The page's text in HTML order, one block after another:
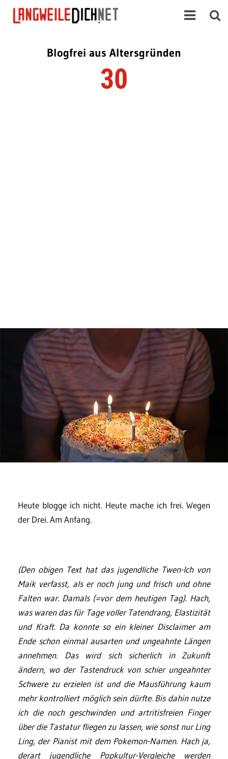
Blogfrei aus Altersgründen
30
Heute blogge ich nicht. Heute mache ich frei. Wegen
der Drei. Am Anfang.
(Den obigen Text hat das jugendliche Twen-Ich von
Maik verfasst, als er noch jung und frisch und ohne
Falten war. Damals (=vor dem heutigen Tag). Hach,
was waren das für Tage voller Tatendrang, Elastizität
und Kraft. Da konnte so ein kleiner Disclaimer am
Ende schon einmal ausarten und ungeahnte Längen
annehmen. Das wird sich sicherlich in Zukunft
ändern, wo der Tastendruck von schier ungeahnter
Schwere zu erzielen ist und die Mausführung kaum
mehr kontrolliert möglich sein dürfte. Bis dahin nutze
ich die noch geschwinden und artritisfreien Finger
über die Tastatur fliegen zu lassen, wie sonst nur Ling
Ling, der Pianist mit dem Pokemon-Namen. Hach ja,
derart jugendliche Popkultur-Vergleiche werden